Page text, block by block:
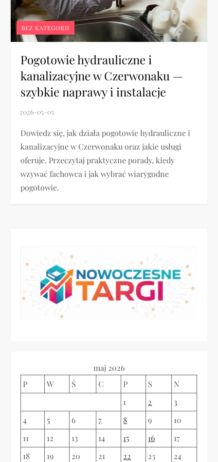
BEZ KATEGORII
Pogotowie hydrauliczne i
kanalizacyjne w Czerwonaku —
szybkie naprawy i instalacje
Dowiedz się, jak działa pogotowie hydrauliczne i
kanalizacyjne w Czerwonaku oraz jakie usługi
oferuje. Przeczytaj praktyczne porady, kiedy
wzywać fachowca i jak wybrać wiarygodne
pogotowie.
maj 2026
P
W Ś C P S
N
1
2
3
4
5 6 7 8 9
10
11
12 13 14 15 16
17
18
19 20 21 22 23
24